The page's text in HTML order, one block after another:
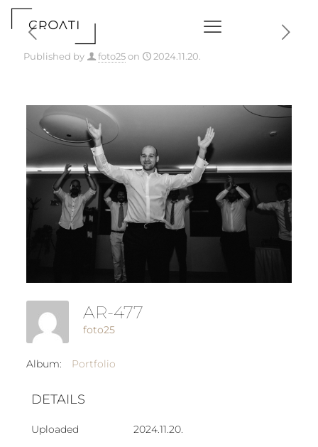
Published by foto25on 2024.11.20.
AR-477
foto25
Album: Portfolio
DETAILS
Uploaded 2024.11.20.